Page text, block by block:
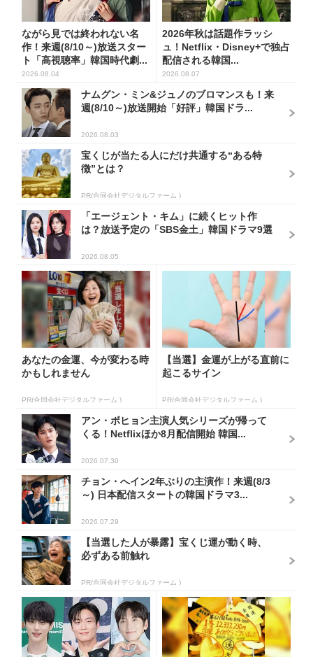
ながら見では終われない名
作！来週(8/10～)放送スター
ト「高視聴率」韓国時代劇...
2026.08.04
2026年秋は話題作ラッシ
ュ！Netflix・Disney+で独占
配信される韓国...
2026.08.07
ナムグン・ミン&ジュノのブロマンスも！来
週(8/10～)放送開始「好評」韓国ドラ...
2026.08.03
宝くじが当たる人にだけ共通する“ある特
徴”とは？
PR(合同会社デジタルファーム )
「エージェント・キム」に続くヒット作
は？放送予定の「SBS金土」韓国ドラマ9選
2026.08.05
あなたの金運、今が変わる時
かもしれません
PR(合同会社デジタルファーム )
【当選】金運が上がる直前に
起こるサイン
PR(合同会社デジタルファーム )
アン・ボヒョン主演人気シリーズが帰って
くる！Netflixほか8月配信開始 韓国...
2026.07.30
チョン・へイン2年ぶりの主演作！来週(8/3
～) 日本配信スタートの韓国ドラマ3...
2026.07.29
【当選した人が暴露】宝くじ運が動く時、
必ずある前触れ
PR(合同会社デジタルファーム )